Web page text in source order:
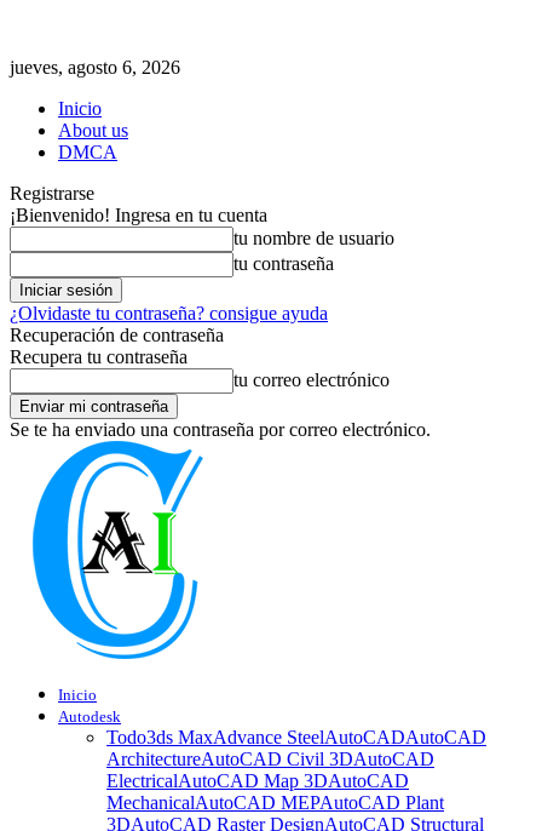
jueves, agosto 6, 2026
Inicio
About us
DMCA
Registrarse
¡Bienvenido! Ingresa en tu cuenta
tu nombre de usuario
tu contraseña
¿Olvidaste tu contraseña? consigue ayuda
Recuperación de contraseña
Recupera tu contraseña
tu correo electrónico
Se te ha enviado una contraseña por correo electrónico.
Inicio
Autodesk
Todo3ds MaxAdvance SteelAutoCADAutoCAD
ArchitectureAutoCAD Civil 3DAutoCAD
ElectricalAutoCAD Map 3DAutoCAD
MechanicalAutoCAD MEPAutoCAD Plant
3DAutoCAD Raster DesignAutoCAD Structural